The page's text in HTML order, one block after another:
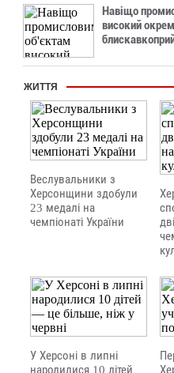
Навіщо
високий
ЖИТТЯ
Веслувальники з
Херсонщини здобули
23 медалі на
чемпіонаті України
У Херсоні в липні
народилися 10 дітей